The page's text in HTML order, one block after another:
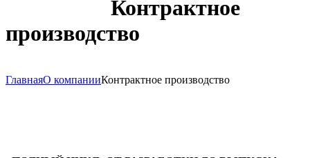
Контрактное
производство
ГлавнаяО компанииКонтрактное производство